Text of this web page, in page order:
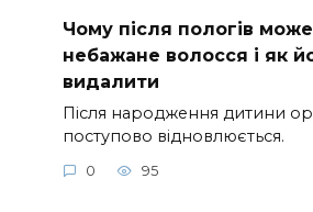
Чому після пологів
небажане волосся і як
видалити
Після народження дитини
поступово відновлюється.
0 95